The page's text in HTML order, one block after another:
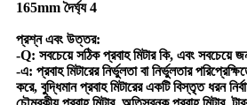
প্রশ্ন এবং উত্তর:
-Q: সবচেয়ে সঠিক প্রবাহ মিটার কি, এবং সবচেয়ে
-এ: প্রবাহ মিটারের নির্ভুলতা বা নির্ভুলতার
করে, বুদ্ধিমান প্রবাহ মিটারের একটি বিস্তৃত ধরন